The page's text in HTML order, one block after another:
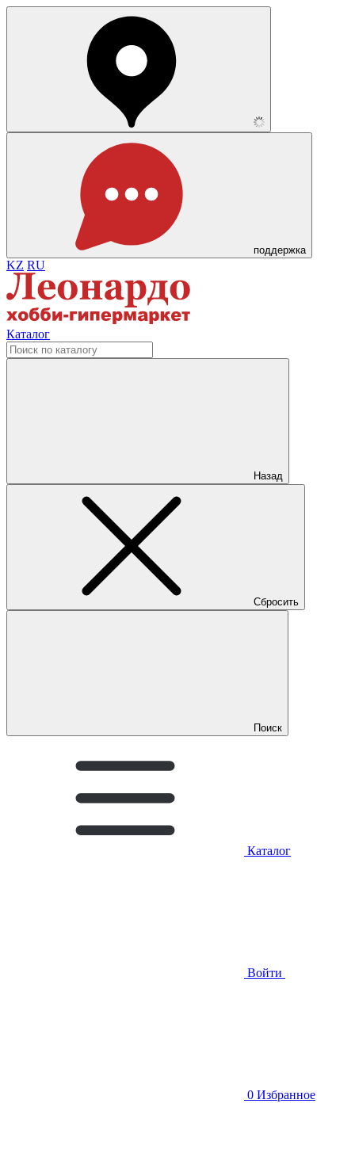
поддержка
KZ RU
Каталог
Назад
Сбросить
Поиск
Каталог
Войти
0 Избранное